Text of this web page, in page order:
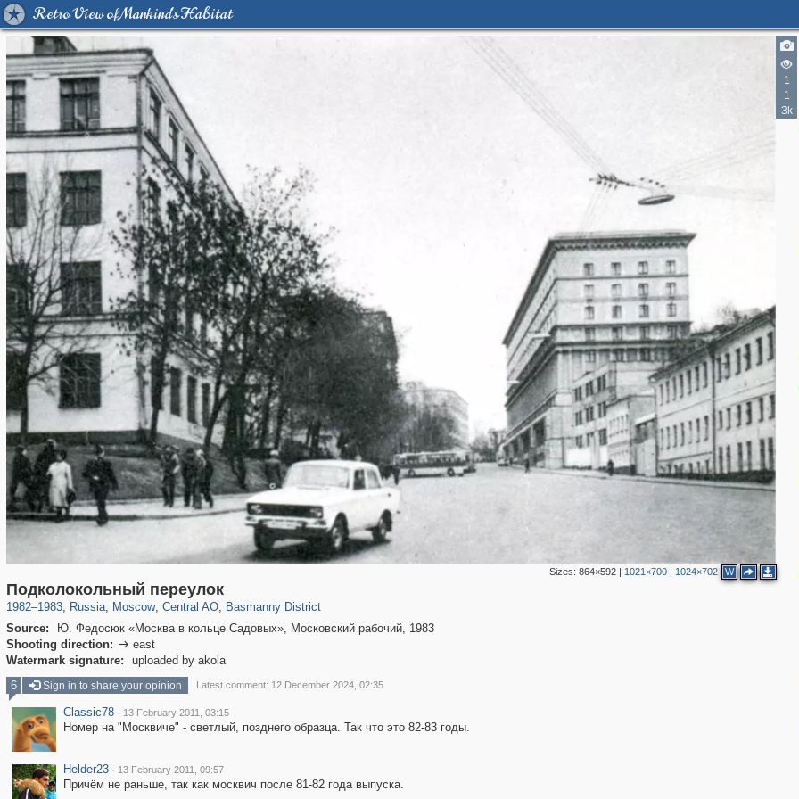
Retro View of Mankind's Habitat
1
1
3k
Sizes: 864×592| 1021×700| 1024×702 W
Подколокольный переулок
1982–1983, Russia
1,406,257 29,243
, Moscow
319,779 8,286
, Central AO
159,978 5,916
, Basmanny District
13,198
Source:
Ю. Федосюк «Москва в кольце Садовых», Московский рабочий, 1983
Shooting direction:  east
Watermark signature:
uploaded by akola
9
3
5
6 Sign in to share your opinion Latest comment: 12 December 2024, 02:35
Classic78 · 13 February 2011, 03:15
Номер на "Москвиче" - светлый, позднего образца. Так что это 82-83 годы.
Helder23 · 13 February 2011, 09:57
Причём не раньше, так как москвич после 81-82 года выпуска.